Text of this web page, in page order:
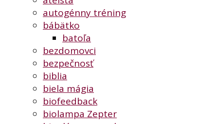
autogénny tréning
bábätko
batoľa
bezdomovci
bezpečnosť
biblia
biela mágia
biofeedback
biolampa Zepter